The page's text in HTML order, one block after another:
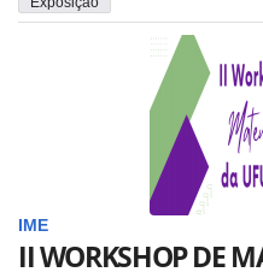
IME
II WORKSHOP DE